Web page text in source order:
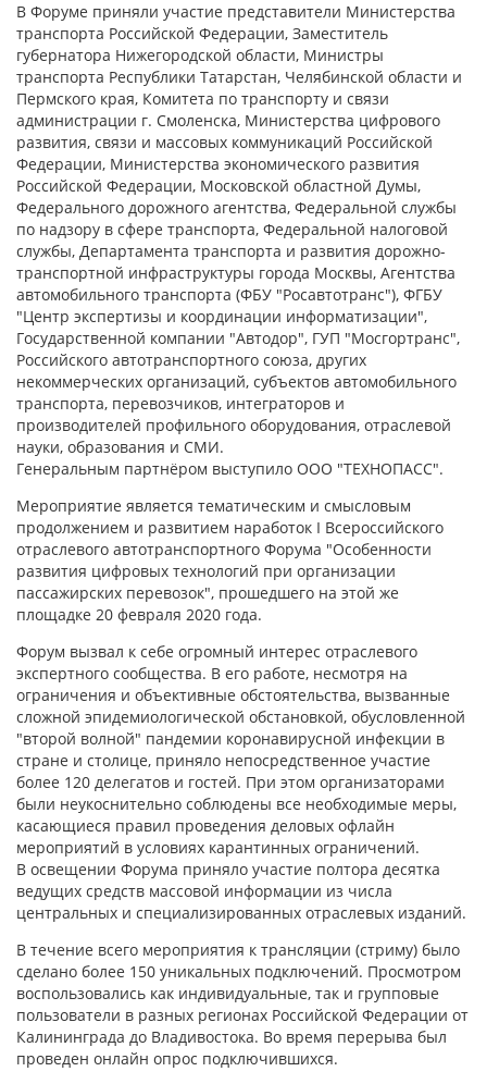
В Форуме приняли участие представители Министерства
транспорта Российской Федерации, Заместитель
губернатора Нижегородской области, Министры
транспорта Республики Татарстан, Челябинской области и
Пермского края, Комитета по транспорту и связи
администрации г. Смоленска, Министерства цифрового
развития, связи и массовых коммуникаций Российской
Федерации, Министерства экономического развития
Российской Федерации, Московской областной Думы,
Федерального дорожного агентства, Федеральной службы
по надзору в сфере транспорта, Федеральной налоговой
службы, Департамента транспорта и развития дорожно-
транспортной инфраструктуры города Москвы, Агентства
автомобильного транспорта (ФБУ "Росавтотранс"), ФГБУ
"Центр экспертизы и координации информатизации",
Государственной компании "Автодор", ГУП "Мосгортранс",
Российского автотранспортного союза, других
некоммерческих организаций, субъектов автомобильного
транспорта, перевозчиков, интеграторов и
производителей профильного оборудования, отраслевой
науки, образования и СМИ.
Генеральным партнёром выступило ООО "ТЕХНОПАСС".
Мероприятие является тематическим и смысловым
продолжением и развитием наработок I Всероссийского
отраслевого автотранспортного Форума "Особенности
развития цифровых технологий при организации
пассажирских перевозок", прошедшего на этой же
площадке 20 февраля 2020 года.
Форум вызвал к себе огромный интерес отраслевого
экспертного сообщества. В его работе, несмотря на
ограничения и объективные обстоятельства, вызванные
сложной эпидемиологической обстановкой, обусловленной
"второй волной" пандемии коронавирусной инфекции в
стране и столице, приняло непосредственное участие
более 120 делегатов и гостей. При этом организаторами
были неукоснительно соблюдены все необходимые меры,
касающиеся правил проведения деловых офлайн
мероприятий в условиях карантинных ограничений.
В освещении Форума приняло участие полтора десятка
ведущих средств массовой информации из числа
центральных и специализированных отраслевых изданий.
В течение всего мероприятия к трансляции (стриму) было
сделано более 150 уникальных подключений. Просмотром
воспользовались как индивидуальные, так и групповые
пользователи в разных регионах Российской Федерации от
Калининграда до Владивостока. Во время перерыва был
проведен онлайн опрос подключившихся.